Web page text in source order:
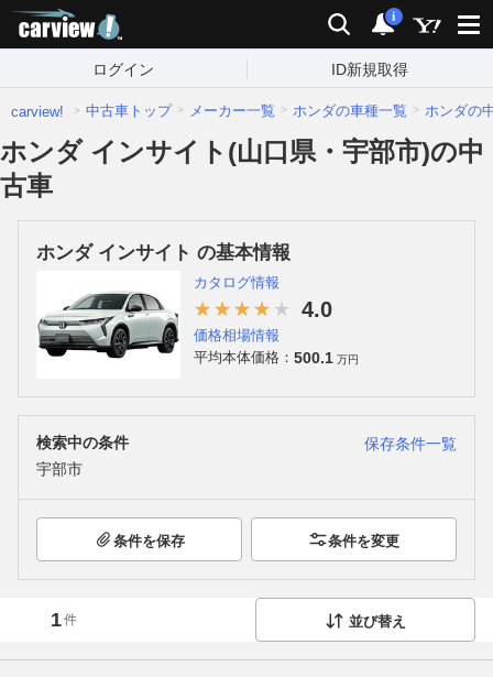
検索 通知
i
ログイン ID新規取得
carview! 中古車トップ メーカー一覧 ホンダの車種一覧 ホンダの
ホンダ インサイト(山口県・宇部市)の中
古車
ホンダ インサイト の基本情報
カタログ情報
4.0
価格相場情報
平均本体価格： 500.1 万円
検索中の条件
保存条件一覧
宇部市
条件を保存 条件を変更
1件 並び替え